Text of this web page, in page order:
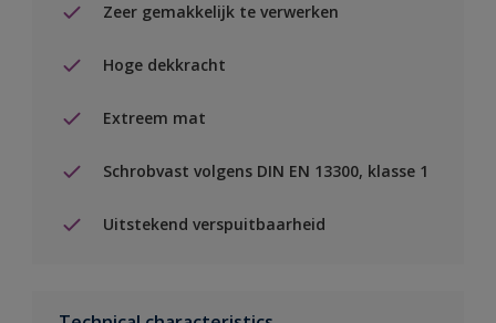
Zeer gemakkelijk te verwerken
Hoge dekkracht
Extreem mat
Schrobvast volgens DIN EN 13300, klasse 1
Uitstekend verspuitbaarheid